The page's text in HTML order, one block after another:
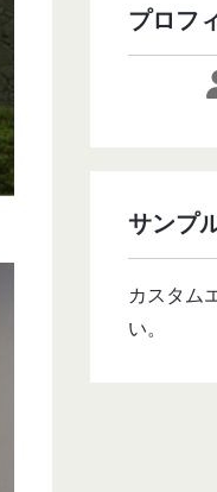
プロフ
サンプ
カスタム
い。